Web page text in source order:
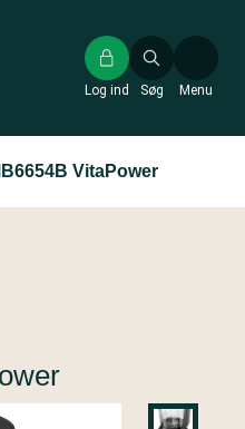
Søg
Log ind Menu
VitaPower